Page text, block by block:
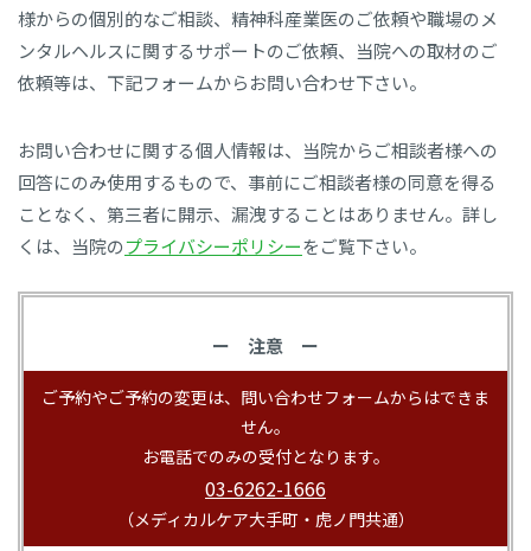
様からの個別的なご相談、精神科産業医のご依頼や職場のメ
ンタルヘルスに関するサポートのご依頼、当院への取材のご
依頼等は、下記フォームからお問い合わせ下さい。
お問い合わせに関する個人情報は、当院からご相談者様への
回答にのみ使用するもので、事前にご相談者様の同意を得る
ことなく、第三者に開示、漏洩することはありません。詳し
くは、当院のプライバシーポリシーをご覧下さい。
ー 注意 ー
ご予約やご予約の変更は、問い合わせフォームからはできま
せん。
お電話でのみの受付となります。
03-6262-1666
（メディカルケア大手町・虎ノ門共通）